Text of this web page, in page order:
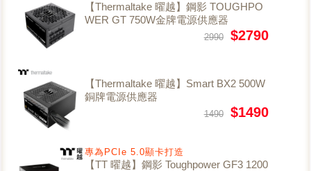
【Thermaltake 曜越】鋼影 TOUGHPO
WER GT 750W金牌電源供應器
2990 $2790
【Thermaltake 曜越】Smart BX2 500W
銅牌電源供應器
1490 $1490
專為PCIe 5.0顯卡打造
【TT 曜越】鋼影 Toughpower GF3 1200